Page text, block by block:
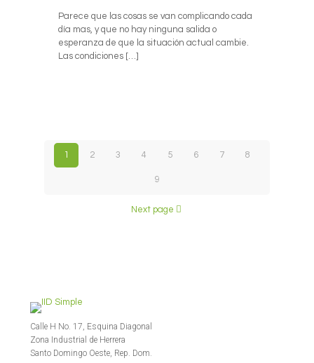
Parece que las cosas se van complicando cada
día mas, y que no hay ninguna salida o
esperanza de que la situación actual cambie.
Las condiciones […]
1 2 3 4 5 6 7 8
9
Next page
Calle H No. 17, Esquina Diagonal
Zona Industrial de Herrera
Santo Domingo Oeste, Rep. Dom.